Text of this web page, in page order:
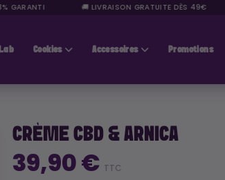
🚚 LIVRAISON GRATUITE DÈS 49€
Cookies Accessoires Promotions
CRÈME CBD & ARNICA
39,90 € TTC